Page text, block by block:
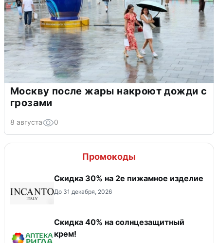
Москву после жары накроют дожди с
грозами
8 августа 0
Промокоды
Скидка 30% на 2е пижамное изделие
До 31 декабря, 2026
Скидка 40% на солнцезащитный
крем!